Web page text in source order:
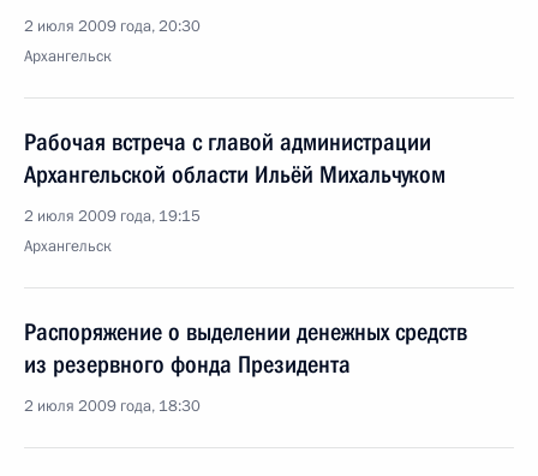
2 июля 2009 года, 20:30
Архангельск
Рабочая встреча с главой администрации
Архангельской области Ильёй Михальчуком
2 июля 2009 года, 19:15
Архангельск
Распоряжение о выделении денежных средств
из резервного фонда Президента
2 июля 2009 года, 18:30